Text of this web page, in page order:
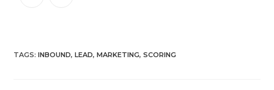
TAGS:INBOUND, LEAD, MARKETING, SCORING